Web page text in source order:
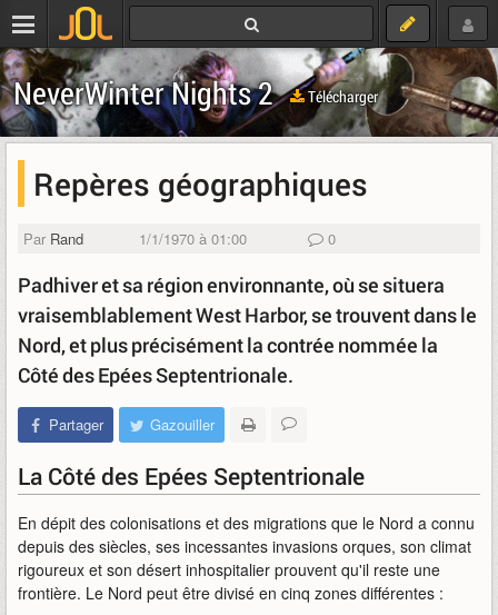
NeverWinter Nights 2 Télécharger
Repères géographiques
Par Rand 1/1/1970 à 01:00 0
Padhiver et sa région environnante, où se situera
vraisemblablement West Harbor, se trouvent dans le
Nord, et plus précisément la contrée nommée la
Côté des Epées Septentrionale.
Partager Gazouiller
La Côté des Epées Septentrionale
En dépit des colonisations et des migrations que le Nord a connu
depuis des siècles, ses incessantes invasions orques, son climat
rigoureux et son désert inhospitalier prouvent qu'il reste une
frontière. Le Nord peut être divisé en cinq zones différentes :